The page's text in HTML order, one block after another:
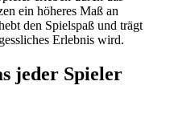
ein höheres Maß an
den Spielspaß und trägt
Erlebnis wird.
jeder Spieler